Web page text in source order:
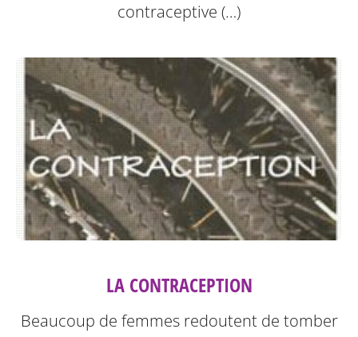
contraceptive (…)
LA CONTRACEPTION
Beaucoup de femmes redoutent de tomber